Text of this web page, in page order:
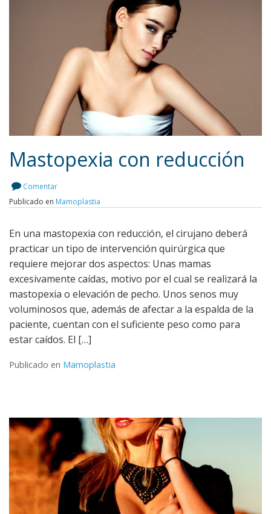
Leer más
Mastopexia con reducción
Comentar
Publicado en Mamoplastia
En una mastopexia con reducción, el cirujano deberá
practicar un tipo de intervención quirúrgica que
requiere mejorar dos aspectos: Unas mamas
excesivamente caídas, motivo por el cual se realizará la
mastopexia o elevación de pecho. Unos senos muy
voluminosos que, además de afectar a la espalda de la
paciente, cuentan con el suficiente peso como para
estar caídos. El […]
Publicado en Mamoplastia